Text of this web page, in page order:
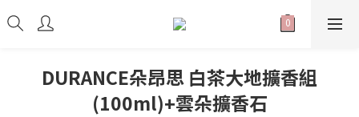
DURANCE朵昂思 白茶大地擴香組
(100ml)+雲朵擴香石